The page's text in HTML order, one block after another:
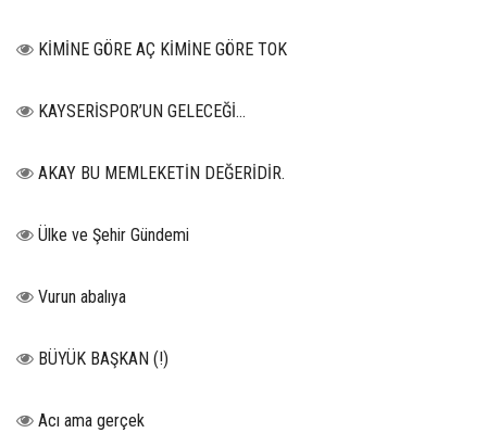
KİMİNE GÖRE AÇ KİMİNE GÖRE TOK
KAYSERİSPOR’UN GELECEĞİ…
AKAY BU MEMLEKETİN DEĞERİDİR.
Ülke ve Şehir Gündemi
Vurun abalıya
BÜYÜK BAŞKAN (!)
Acı ama gerçek